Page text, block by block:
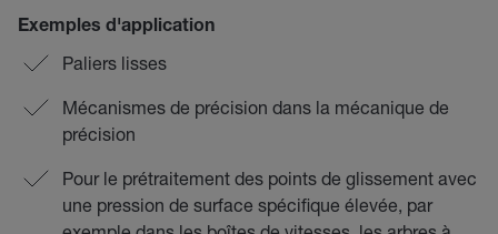
Exemples d'application
Paliers lisses
Mécanismes de précision dans la mécanique de
précision
Pour le prétraitement des points de glissement avec
une pression de surface spécifique élevée, par